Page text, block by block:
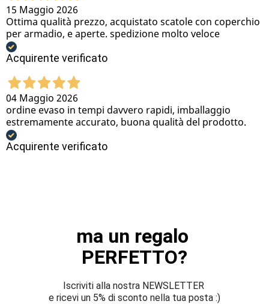
15 Maggio 2026
Ottima qualità prezzo, acquistato scatole con coperchio
per armadio, e aperte. spedizione molto veloce
Acquirente verificato
04 Maggio 2026
ordine evaso in tempi davvero rapidi, imballaggio
estremamente accurato, buona qualità del prodotto.
Acquirente verificato
ma un regalo
PERFETTO?
Iscriviti alla nostra NEWSLETTER
e ricevi un 5% di sconto nella tua posta :)